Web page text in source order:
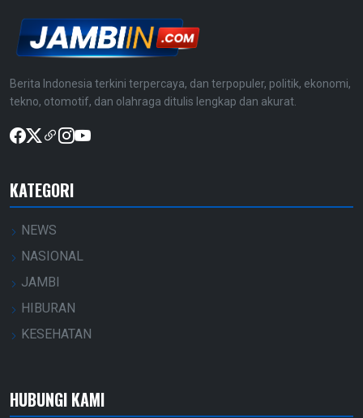
Berita Indonesia terkini terpercaya, dan terpopuler, politik, ekonomi,
tekno, otomotif, dan olahraga ditulis lengkap dan akurat.
KATEGORI
NEWS
NASIONAL
JAMBI
HIBURAN
KESEHATAN
HUBUNGI KAMI